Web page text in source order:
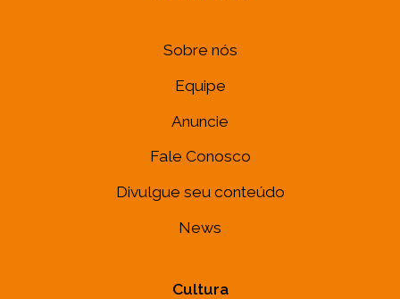
Sobre nós
Equipe
Anuncie
Fale Conosco
Divulgue seu conteúdo
News
Cultura